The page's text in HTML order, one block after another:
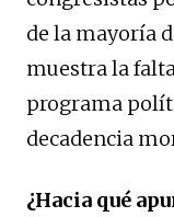
de la mayoría
muestra la
programa
decadencia
¿Hacia qué